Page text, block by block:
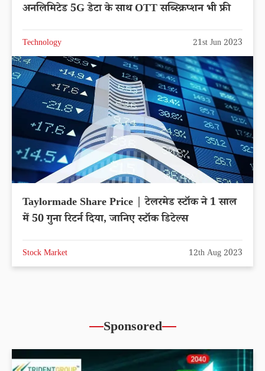
अनलिमिटेड 5G डेटा के साथ OTT सब्स्क्रिप्शन भी फ्री
Technology 21st Jun 2023
Taylormade Share Price | टेलरमेड स्टॉक ने 1 साल
में 50 गुना रिटर्न दिया, जानिए स्टॉक डिटेल्स
Stock Market 12th Aug 2023
Sponsored